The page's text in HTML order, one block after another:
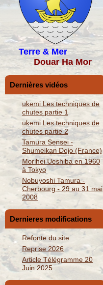
Terre & Mer
Douar Ha Mor
Dernières vidéos
ukemi Les techniques de
chutes partie 1
ukemi Les techniques de
chutes partie 2
Tamura Sensei -
Shumeikan Dojo (France)
Morihei Ueshiba en 1960
à Tokyo
Nobuyoshi Tamura -
Cherbourg - 29 au 31 mai
2008
Dernieres modifications
Refonte du site
Reprise 2026
Article Télégramme 20
Juin 2025